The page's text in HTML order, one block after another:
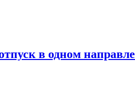
в одном